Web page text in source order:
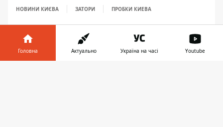
НОВИНИ КИЄВА ЗАТОРИ ПРОБКИ КИЕВА
Головна Актуально Україна на часі Youtube